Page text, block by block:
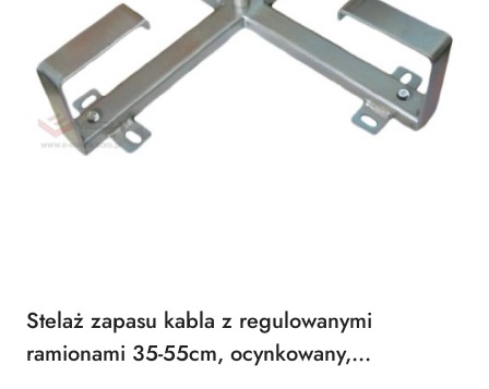
Stelaż zapasu kabla z regulowanymi
ramionami 35-55cm, ocynkowany,